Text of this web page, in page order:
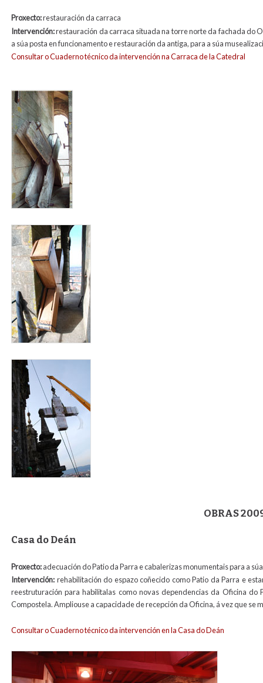
Proxecto:restauración da carraca
Intervención:restauración da carraca situada na torre norte da fachada do
a súa posta en funcionamento e restauración da antiga, para a súa
Consultar o Cuaderno técnico da intervención na Carraca de la Catedral
carraca1.jpg
carrac4.jpg
carraca3.jpg
OBRAS
Casa do Deán
Proxecto:adecuación do Patio da Parra e cabalerizas monumentais para a
Intervención: rehabilitación do espazo coñecido como Patio da Parra e
reestruturación para habilitalas como novas dependencias da Oficina
Compostela. Ampliouse a capacidade de recepción da Oficina, á vez que se
Consultar o Cuaderno técnico da intervención en la Casa do Deán
oficinas_peregrinos_actual_para_web.jpg